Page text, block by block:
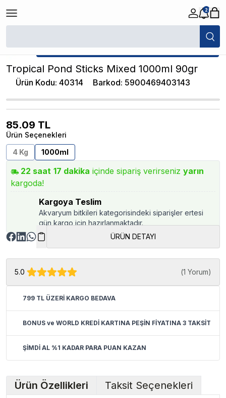
2
/ Tropical Pond Sticks Mixed 1000ml 90gr
★ Atakan Petshop, Tropical yetkili satıcısıdır.
Tropical Pond Sticks Mixed 1000ml 90gr
Ürün Kodu: 40314 Barkod: 5900469403143
85.09 TL
Ürün Seçenekleri
4 Kg
1000ml
22 saat 17 dakika içinde sipariş verirseniz yarın
kargoda!
Kargoya Teslim
Akvaryum bitkileri kategorisindeki siparişler ertesi
gün kargo için hazırlanmaktadır.
ÜRÜN DETAYI
5.0 (1 Yorum)
799 TL ÜZERİ KARGO BEDAVA
BONUS ve WORLD KREDİ KARTINA PEŞİN FİYATINA 3 TAKSİT
ŞİMDİ AL %1 KADAR PARA PUAN KAZAN
Ürün Özellikleri Taksit Seçenekleri